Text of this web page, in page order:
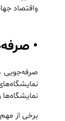
واقتصاد
•
صرفه‌جویی
برخی از